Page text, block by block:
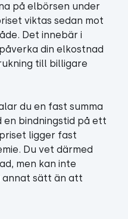
på elbörsen under
viktas sedan mot
Det innebär i
din elkostnad
till billigare
du en fast summa
en bindningstid på ett
ligger fast
Du vet därmed
men kan inte
annat sätt än att